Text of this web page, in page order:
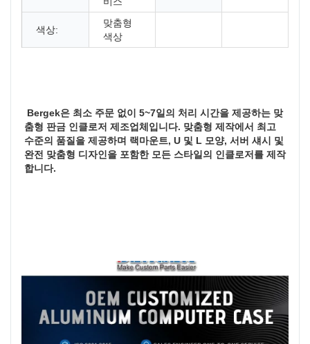
색상:
맞춤형
색상
춤형 판금 인클로저 제조업체입니다. 맞춤형 제작에서 최고
수준의 품질을 제공하며 랙마운트, U 및 L 모양, 서버 섀시 및
완전 맞춤형 디자인을 포함한 모든 스타일의 인클로저를 제작
합니다.